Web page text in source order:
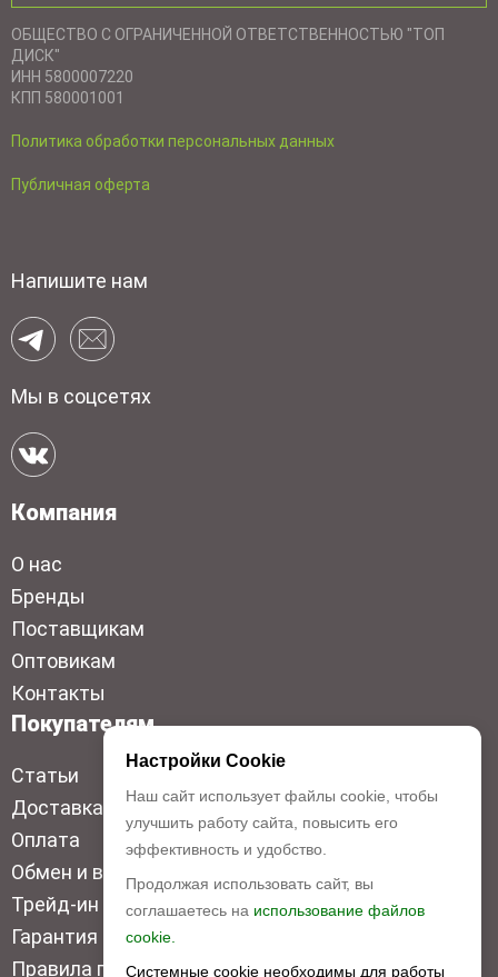
ОБЩЕСТВО С ОГРАНИЧЕННОЙ ОТВЕТСТВЕННОСТЬЮ "ТОП
ДИСК"
ИНН 5800007220
КПП 580001001
Политика обработки персональных данных
Публичная оферта
Напишите нам
Мы в соцсетях
Компания
О нас
Бренды
Поставщикам
Оптовикам
Контакты
Покупателям
Статьи
Доставка
Оплата
Обмен и возврат
Трейд-ин
Гарантия низкой цены
Правила продажи
Настройки Cookie
Наш сайт использует файлы cookie, чтобы
улучшить работу сайта, повысить его
эффективность и удобство.
Продолжая использовать сайт, вы
соглашаетесь на использование файлов
cookie.
Системные cookie необходимы для работы